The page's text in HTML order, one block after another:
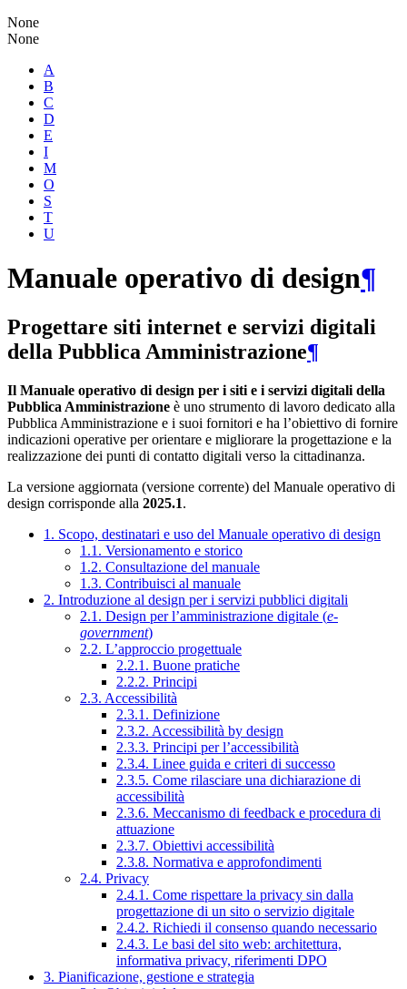
None
None
A
B
C
D
E
I
M
O
S
T
U
Manuale operativo di design¶
Progettare siti internet e servizi digitali
della Pubblica Amministrazione¶
Il Manuale operativo di design per i siti e i servizi digitali della
Pubblica Amministrazione è uno strumento di lavoro dedicato alla
Pubblica Amministrazione e i suoi fornitori e ha l’obiettivo di fornire
indicazioni operative per orientare e migliorare la progettazione e la
realizzazione dei punti di contatto digitali verso la cittadinanza.
La versione aggiornata (versione corrente) del Manuale operativo di
design corrisponde alla 2025.1.
1. Scopo, destinatari e uso del Manuale operativo di design
1.1. Versionamento e storico
1.2. Consultazione del manuale
1.3. Contribuisci al manuale
2. Introduzione al design per i servizi pubblici digitali
2.1. Design per l’amministrazione digitale (e-
government)
2.2. L’approccio progettuale
2.2.1. Buone pratiche
2.2.2. Principi
2.3. Accessibilità
2.3.1. Definizione
2.3.2. Accessibilità by design
2.3.3. Principi per l’accessibilità
2.3.4. Linee guida e criteri di successo
2.3.5. Come rilasciare una dichiarazione di
accessibilità
2.3.6. Meccanismo di feedback e procedura di
attuazione
2.3.7. Obiettivi accessibilità
2.3.8. Normativa e approfondimenti
2.4. Privacy
2.4.1. Come rispettare la privacy sin dalla
progettazione di un sito o servizio digitale
2.4.2. Richiedi il consenso quando necessario
2.4.3. Le basi del sito web: architettura,
informativa privacy, riferimenti DPO
3. Pianificazione, gestione e strategia